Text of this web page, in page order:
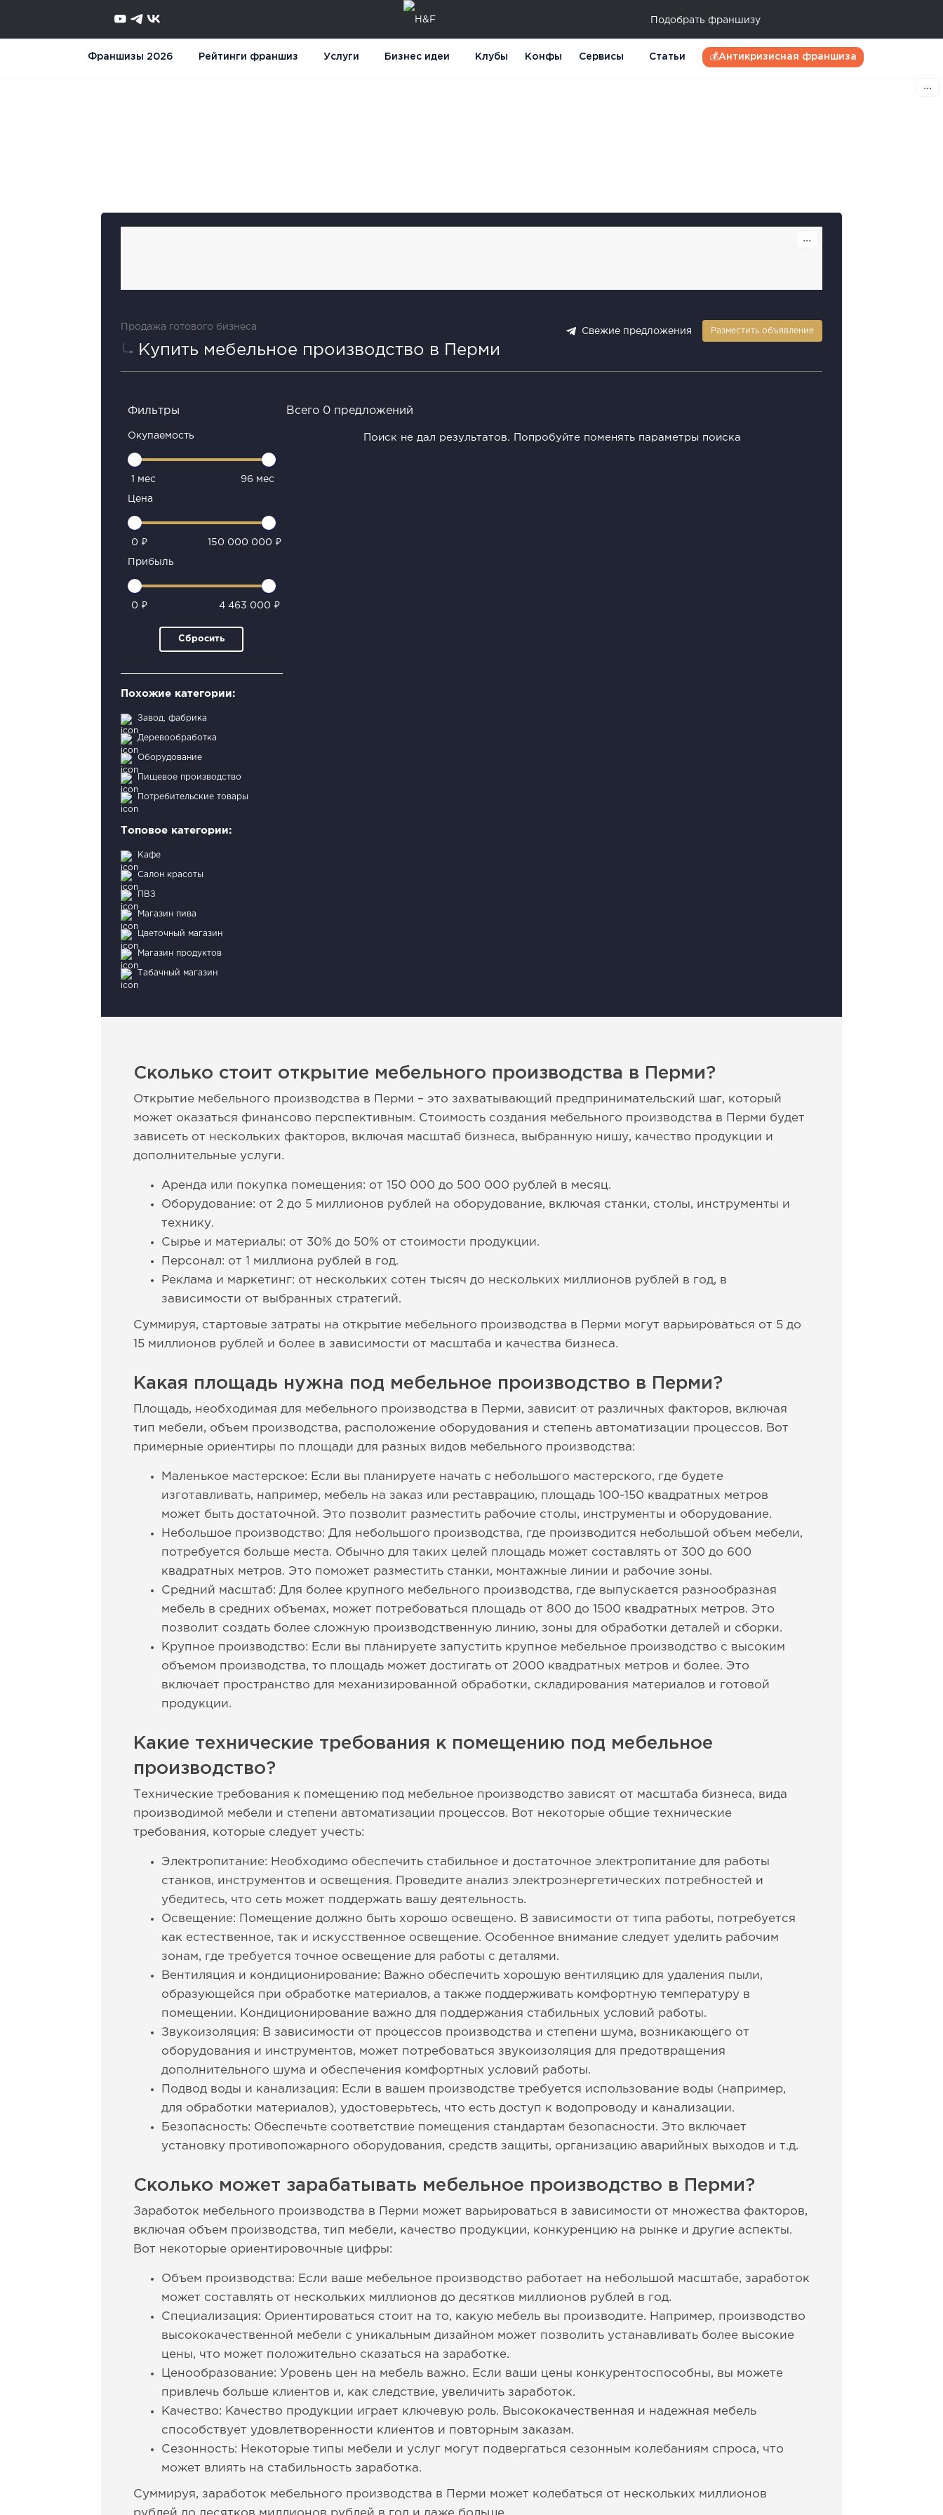
Подобрать франшизу
Франшизы 2026 Рейтинги франшиз Услуги Бизнес идеи Клубы Конфы Сервисы Статьи 💰Антикризисная франшиза
Продажа готового бизнеса
Купить мебельное производство в Перми
Свежие предложения Разместить объявление
Фильтры
Окупаемость
1 мес 96 мес
Цена
0 ₽ 150 000 000 ₽
Прибыль
0 ₽ 4 463 000 ₽
Сбросить
Похожие категории:
Завод, фабрика
Деревообработка
Оборудование
Пищевое производство
Потребительские товары
Топовое категории:
Кафе
Салон красоты
ПВЗ
Магазин пива
Цветочный магазин
Магазин продуктов
Табачный магазин
Всего 0 предложений
Поиск не дал результатов. Попробуйте поменять параметры поиска
Сколько стоит открытие мебельного производства в Перми?
Открытие мебельного производства в Перми – это захватывающий предпринимательский шаг, который
может оказаться финансово перспективным. Стоимость создания мебельного производства в Перми будет
зависеть от нескольких факторов, включая масштаб бизнеса, выбранную нишу, качество продукции и
дополнительные услуги.
Аренда или покупка помещения: от 150 000 до 500 000 рублей в месяц.
Оборудование: от 2 до 5 миллионов рублей на оборудование, включая станки, столы, инструменты и
технику.
Сырье и материалы: от 30% до 50% от стоимости продукции.
Персонал: от 1 миллиона рублей в год.
Реклама и маркетинг: от нескольких сотен тысяч до нескольких миллионов рублей в год, в
зависимости от выбранных стратегий.
Суммируя, стартовые затраты на открытие мебельного производства в Перми могут варьироваться от 5 до
15 миллионов рублей и более в зависимости от масштаба и качества бизнеса.
Какая площадь нужна под мебельное производство в Перми?
Площадь, необходимая для мебельного производства в Перми, зависит от различных факторов, включая
тип мебели, объем производства, расположение оборудования и степень автоматизации процессов. Вот
примерные ориентиры по площади для разных видов мебельного производства:
Маленькое мастерское: Если вы планируете начать с небольшого мастерского, где будете
изготавливать, например, мебель на заказ или реставрацию, площадь 100-150 квадратных метров
может быть достаточной. Это позволит разместить рабочие столы, инструменты и оборудование.
Небольшое производство: Для небольшого производства, где производится небольшой объем мебели,
потребуется больше места. Обычно для таких целей площадь может составлять от 300 до 600
квадратных метров. Это поможет разместить станки, монтажные линии и рабочие зоны.
Средний масштаб: Для более крупного мебельного производства, где выпускается разнообразная
мебель в средних объемах, может потребоваться площадь от 800 до 1500 квадратных метров. Это
позволит создать более сложную производственную линию, зоны для обработки деталей и сборки.
Крупное производство: Если вы планируете запустить крупное мебельное производство с высоким
объемом производства, то площадь может достигать от 2000 квадратных метров и более. Это
включает пространство для механизированной обработки, складирования материалов и готовой
продукции.
Какие технические требования к помещению под мебельное
производство?
Технические требования к помещению под мебельное производство зависят от масштаба бизнеса, вида
производимой мебели и степени автоматизации процессов. Вот некоторые общие технические
требования, которые следует учесть:
Электропитание: Необходимо обеспечить стабильное и достаточное электропитание для работы
станков, инструментов и освещения. Проведите анализ электроэнергетических потребностей и
убедитесь, что сеть может поддержать вашу деятельность.
Освещение: Помещение должно быть хорошо освещено. В зависимости от типа работы, потребуется
как естественное, так и искусственное освещение. Особенное внимание следует уделить рабочим
зонам, где требуется точное освещение для работы с деталями.
Вентиляция и кондиционирование: Важно обеспечить хорошую вентиляцию для удаления пыли,
образующейся при обработке материалов, а также поддерживать комфортную температуру в
помещении. Кондиционирование важно для поддержания стабильных условий работы.
Звукоизоляция: В зависимости от процессов производства и степени шума, возникающего от
оборудования и инструментов, может потребоваться звукоизоляция для предотвращения
дополнительного шума и обеспечения комфортных условий работы.
Подвод воды и канализация: Если в вашем производстве требуется использование воды (например,
для обработки материалов), удостоверьтесь, что есть доступ к водопроводу и канализации.
Безопасность: Обеспечьте соответствие помещения стандартам безопасности. Это включает
установку противопожарного оборудования, средств защиты, организацию аварийных выходов и т.д.
Сколько может зарабатывать мебельное производство в Перми?
Заработок мебельного производства в Перми может варьироваться в зависимости от множества факторов,
включая объем производства, тип мебели, качество продукции, конкуренцию на рынке и другие аспекты.
Вот некоторые ориентировочные цифры:
Объем производства: Если ваше мебельное производство работает на небольшой масштабе, заработок
может составлять от нескольких миллионов до десятков миллионов рублей в год.
Специализация: Ориентироваться стоит на то, какую мебель вы производите. Например, производство
высококачественной мебели с уникальным дизайном может позволить устанавливать более высокие
цены, что может положительно сказаться на заработке.
Ценообразование: Уровень цен на мебель важно. Если ваши цены конкурентоспособны, вы можете
привлечь больше клиентов и, как следствие, увеличить заработок.
Качество: Качество продукции играет ключевую роль. Высококачественная и надежная мебель
способствует удовлетворенности клиентов и повторным заказам.
Сезонность: Некоторые типы мебели и услуг могут подвергаться сезонным колебаниям спроса, что
может влиять на стабильность заработка.
Суммируя, заработок мебельного производства в Перми может колебаться от нескольких миллионов